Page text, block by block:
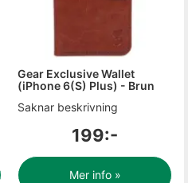
Gear Exclusive Wallet
(iPhone 6(S) Plus) - Brun
Saknar beskrivning
199:-
Mer info »